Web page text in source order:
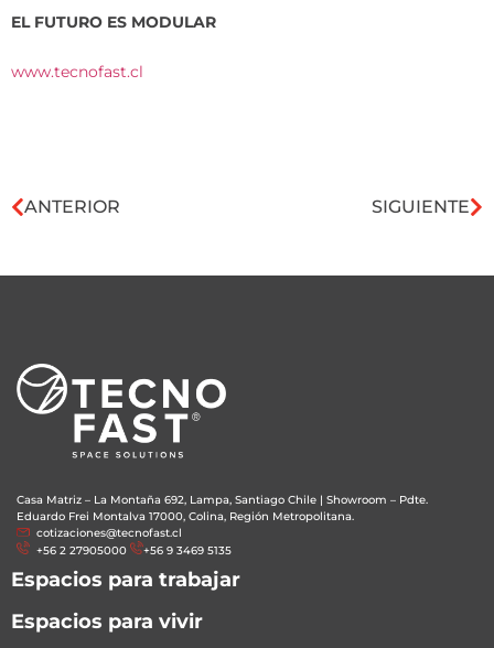
EL FUTURO ES MODULAR
www.tecnofast.cl
ANTERIOR SIGUIENTE
Casa Matriz – La Montaña 692, Lampa, Santiago Chile | Showroom – Pdte.
Eduardo Frei Montalva 17000, Colina, Región Metropolitana.
cotizaciones@tecnofast.cl
+56 2 27905000
+56 9 3469 5135
Espacios para trabajar
Espacios para vivir